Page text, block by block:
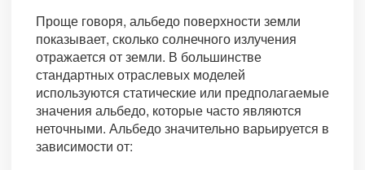
Проще говоря, альбедо поверхности земли
показывает, сколько солнечного излучения
отражается от земли. В большинстве
стандартных отраслевых моделей
используются статические или предполагаемые
значения альбедо, которые часто являются
неточными. Альбедо значительно варьируется в
зависимости от: